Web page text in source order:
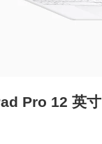
Pro 12 英寸